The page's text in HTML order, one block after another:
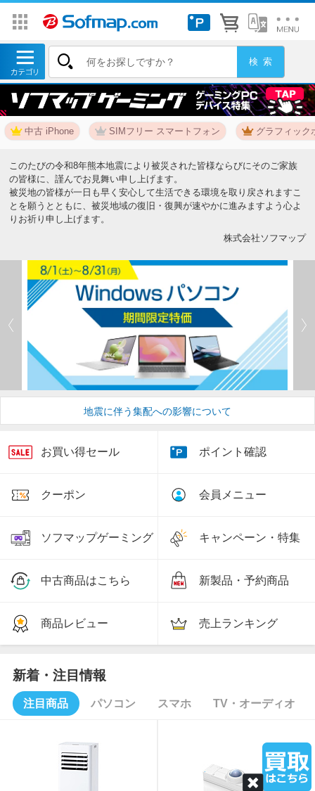
中古 iPhone SIMフリー スマートフォン グラフィック
このたびの令和8年熊本地震により被災された皆様ならびにそのご家族
の皆様に、謹んでお見舞い申し上げます。
被災地の皆様が一日も早く安心して生活できる環境を取り戻されますこ
とを願うとともに、被災地域の復旧・復興が速やかに進みますよう心よ
りお祈り申し上げます。
株式会社ソフマップ
地震に伴う集配への影響について
お買い得セール ポイント確認
クーポン 会員メニュー
ソフマップゲーミング キャンペーン・特集
中古商品はこちら 新製品・予約商品
商品レビュー 売上ランキング
新着・注目情報
注目商品 パソコン スマホ TV・オーディオ